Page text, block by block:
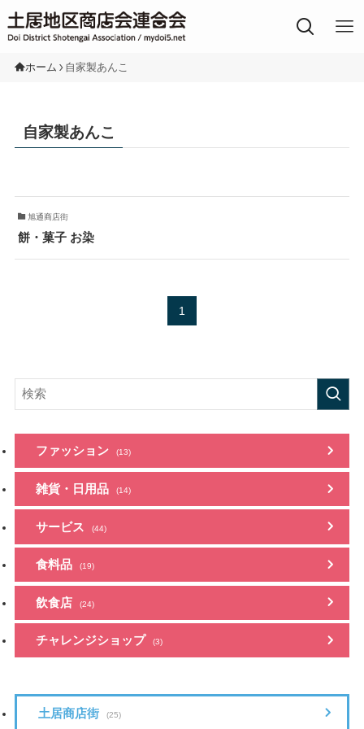
土居地区の商店街
ホーム 自家製あんこ
自家製あんこ
旭通商店街
餅・菓子 お染
1
ファッション (13)
雑貨・日用品 (14)
サービス (44)
食料品 (19)
飲食店 (24)
チャレンジショップ (3)
土居商店街 (25)